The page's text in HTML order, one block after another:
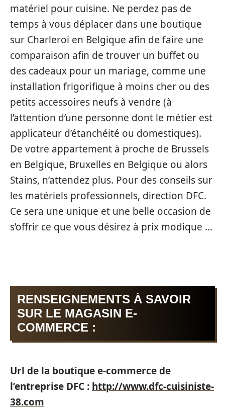
matériel pour cuisine. Ne perdez pas de
temps à vous déplacer dans une boutique
sur Charleroi en Belgique afin de faire une
comparaison afin de trouver un buffet ou
des cadeaux pour un mariage, comme une
installation frigorifique à moins cher ou des
petits accessoires neufs à vendre (à
l’attention d’une personne dont le métier est
applicateur d’étanchéité ou domestiques).
De votre appartement à proche de Brussels
en Belgique, Bruxelles en Belgique ou alors
Stains, n’attendez plus. Pour des conseils sur
les matériels professionnels, direction DFC.
Ce sera une unique et une belle occasion de
s’offrir ce que vous désirez à prix modique …
RENSEIGNEMENTS À SAVOIR
SUR LE MAGASIN E-
COMMERCE :
Url de la boutique e-commerce de
l’entreprise DFC : http://www.dfc-cuisiniste-
38.com